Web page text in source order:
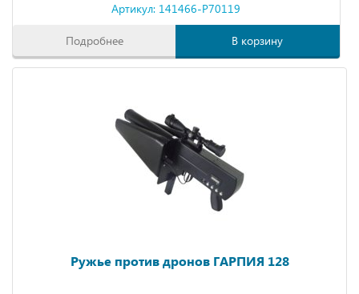
Артикул: 141466-P70119
Подробнее В корзину
Ружье против дронов ГАРПИЯ 128